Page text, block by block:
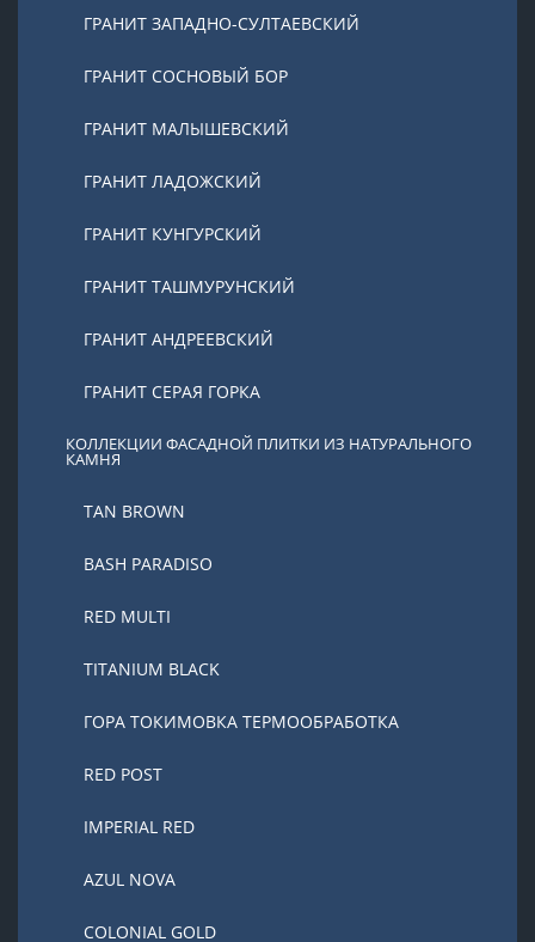
ГРАНИТ ЗАПАДНО-СУЛТАЕВСКИЙ
ГРАНИТ СОСНОВЫЙ БОР
ГРАНИТ МАЛЫШЕВСКИЙ
ГРАНИТ ЛАДОЖСКИЙ
ГРАНИТ КУНГУРСКИЙ
ГРАНИТ ТАШМУРУНСКИЙ
ГРАНИТ АНДРЕЕВСКИЙ
ГРАНИТ СЕРАЯ ГОРКА
КОЛЛЕКЦИИ ФАСАДНОЙ ПЛИТКИ ИЗ НАТУРАЛЬНОГО
КАМНЯ
TAN BROWN
BASH PARADISO
RED MULTI
TITANIUM BLACK
ГОРА ТОКИМОВКА ТЕРМООБРАБОТКА
RED POST
IMPERIAL RED
AZUL NOVA
COLONIAL GOLD